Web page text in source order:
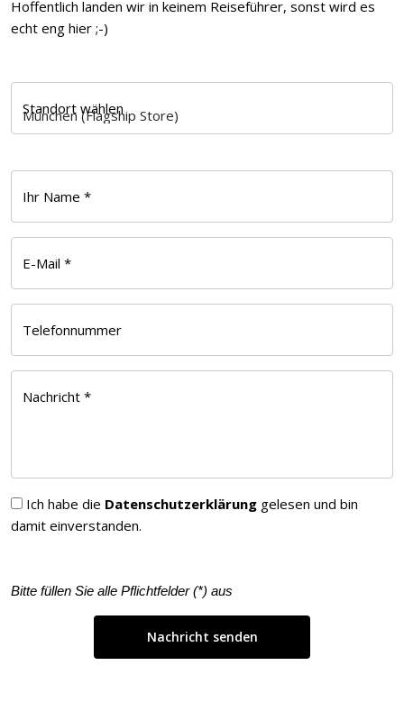
Hoffentlich landen wir in keinem Reiseführer, sonst wird es
echt eng hier ;-)
Standort wählen
Ihr Name *
E-Mail *
Telefonnummer
Nachricht *
Ich habe die Datenschutzerklärung gelesen und bin
damit einverstanden.
Bitte füllen Sie alle Pflichtfelder (*) aus